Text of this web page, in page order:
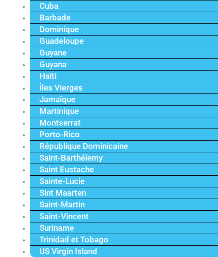
Cuba
Barbade
Dominique
Guadeloupe
Guyane
Guyana
Haïti
Îles Vierges
Jamaïque
Martinique
Montserrat
Porto-Rico
République Dominicaine
Saint-Barthélemy
Saint Eustache
Sainte-Lucie
Sint Maarten
Saint-Martin
Saint-Vincent
Suriname
Trinidad et Tobago
US Virgin Island